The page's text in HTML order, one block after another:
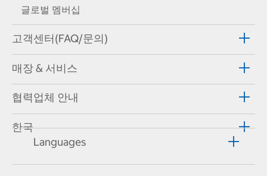
글로벌 멤버십
고객센터(FAQ/문의)
매장 & 서비스
협력업체 안내
한국
Languages